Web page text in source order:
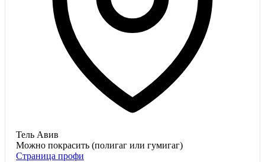
Тель Авив
Можно покрасить (полигаг или гумигаг)
Страница профи